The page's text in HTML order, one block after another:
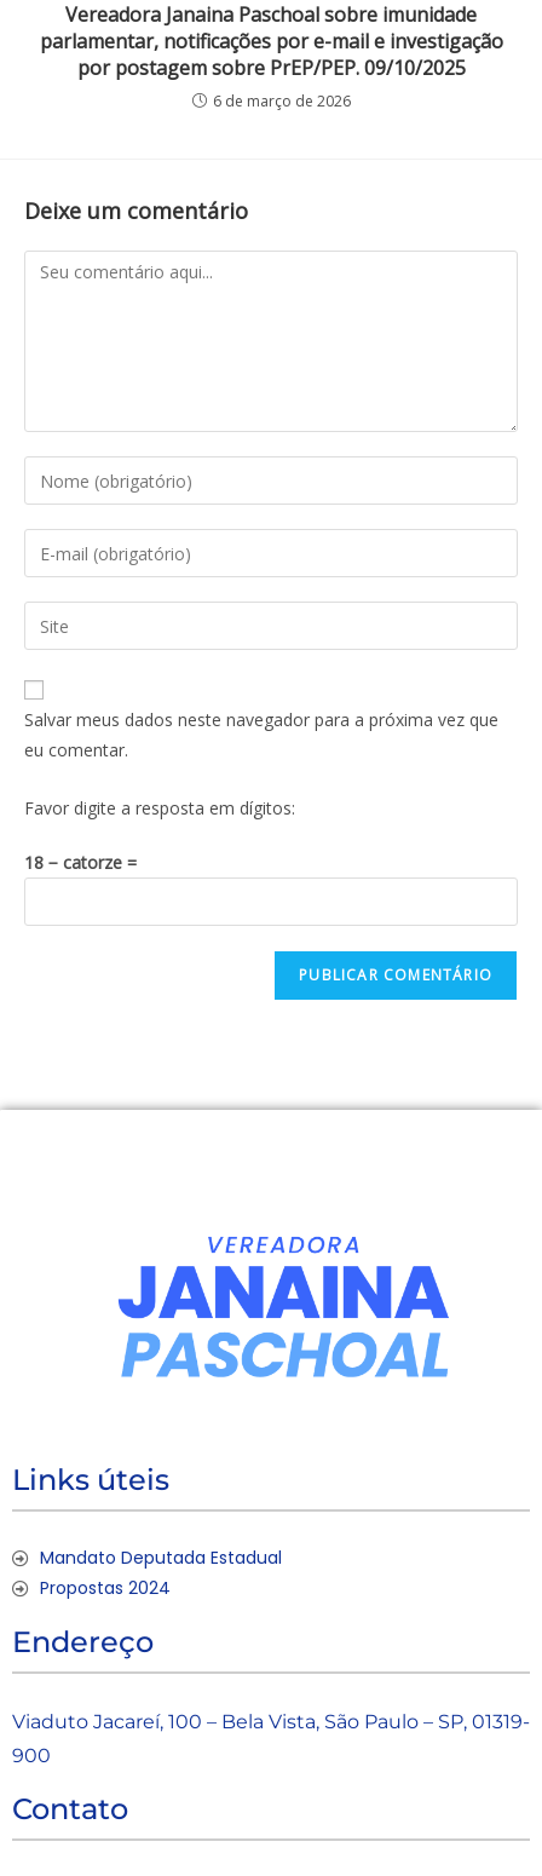
Vereadora Janaina Paschoal sobre imunidade
parlamentar, notificações por e-mail e investigação
por postagem sobre PrEP/PEP. 09/10/2025
6 de março de 2026
Deixe um comentário
Salvar meus dados neste navegador para a próxima vez que
eu comentar.
Favor digite a resposta em dígitos:
18 − catorze =
Links úteis
Mandato Deputada Estadual
Propostas 2024
Endereço
Viaduto Jacareí, 100 – Bela Vista, São Paulo – SP, 01319-
900
Contato